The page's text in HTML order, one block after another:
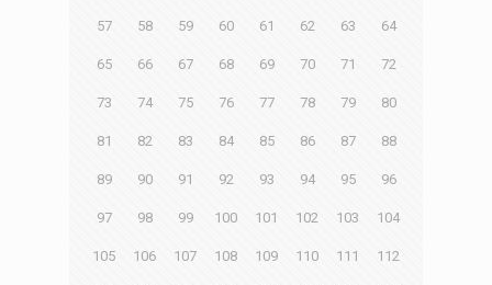
57 58 59 60 61 62 63 64
65 66 67 68 69 70 71 72
73 74 75 76 77 78 79 80
81 82 83 84 85 86 87 88
89 90 91 92 93 94 95 96
97 98 99 100 101 102 103 104
105 106 107 108 109 110 111 112